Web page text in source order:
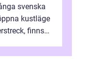
svenska
kustläge
finns